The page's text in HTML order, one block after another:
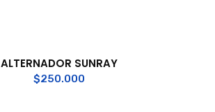
ALTERNADOR SUNRAY
$250.000